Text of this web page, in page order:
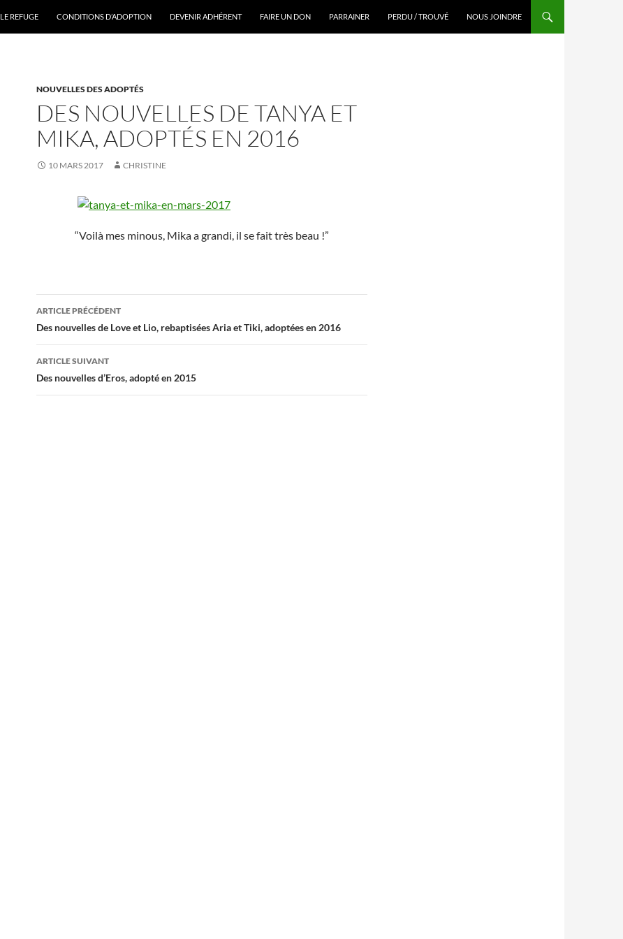
LE REFUGE CONDITIONS D’ADOPTION DEVENIR ADHÉRENT FAIRE UN DON PARRAINER PERDU / TROUVÉ NOUS JOINDRE
NOUVELLES DES ADOPTÉS
DES NOUVELLES DE TANYA ET
MIKA, ADOPTÉS EN 2016
10 MARS 2017 CHRISTINE
“Voilà mes minous, Mika a grandi, il se fait très beau !”
Navigation
des
articles
ARTICLE PRÉCÉDENT
Des nouvelles de Love et Lio, rebaptisées Aria et Tiki, adoptées en 2016
ARTICLE SUIVANT
Des nouvelles d’Eros, adopté en 2015